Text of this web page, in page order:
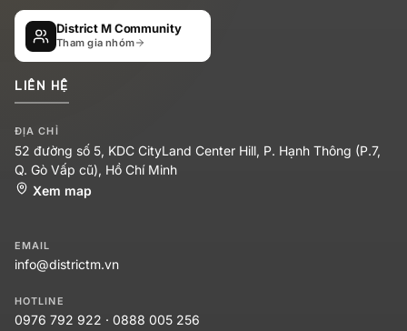
District M Community
Tham gia nhóm
LIÊN HỆ
ĐỊA CHỈ
52 đường số 5, KDC CityLand Center Hill, P. Hạnh Thông (P.7,
Q. Gò Vấp cũ), Hồ Chí Minh
Xem map
EMAIL
info@districtm.vn
HOTLINE
0976 792 922 · 0888 005 256